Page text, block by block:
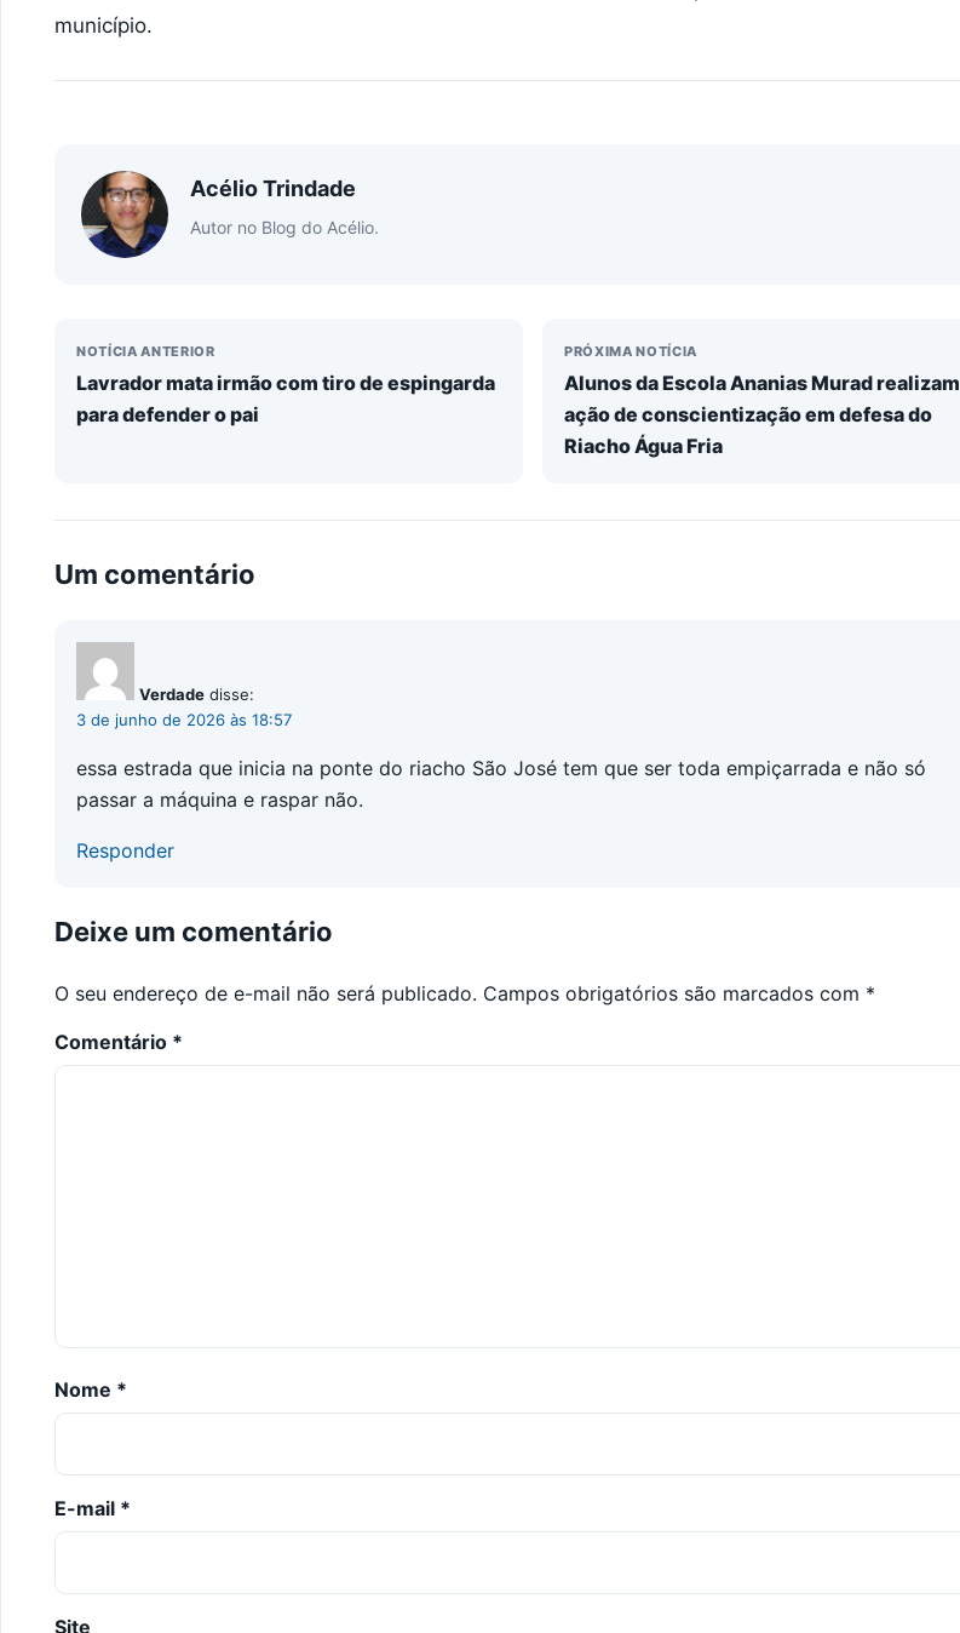
município.
Acélio Trindade
Autor no Blog do Acélio.
NOTÍCIA ANTERIOR
Lavrador mata irmão com tiro de espingarda
para defender o pai
PRÓXIMA NOTÍCIA
Alunos da Escola Ananias Murad realizam
ação de conscientização em defesa do
Riacho Água Fria
Um comentário
Verdade disse:
3 de junho de 2026 às 18:57
essa estrada que inicia na ponte do riacho São José tem que ser toda empiçarrada e não só
passar a máquina e raspar não.
Responder
Deixe um comentário
O seu endereço de e-mail não será publicado. Campos obrigatórios são marcados com *
Comentário *
Nome *
E-mail *
Site